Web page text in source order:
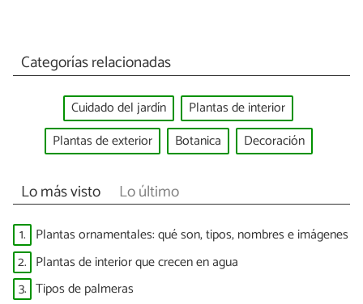
Categorías relacionadas
Cuidado del jardín
Plantas de interior
Plantas de exterior
Botanica Decoración
Lo más visto Lo último
1. Plantas ornamentales: qué son, tipos, nombres e imágenes
2. Plantas de interior que crecen en agua
3. Tipos de palmeras